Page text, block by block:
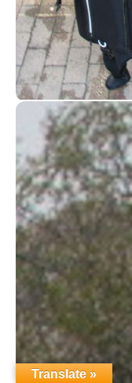
Translate »